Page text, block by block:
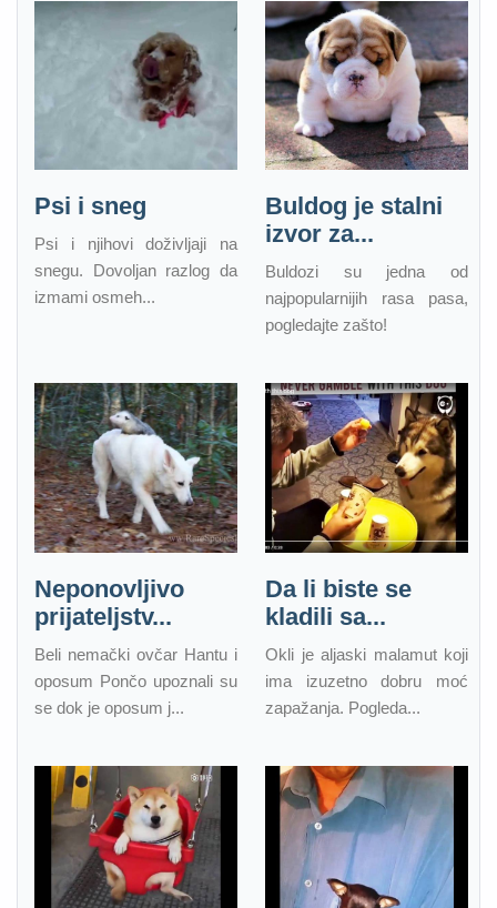
Psi i sneg
Psi i njihovi doživljaji na
snegu. Dovoljan razlog da
izmami osmeh...
Buldog je stalni
izvor za...
Buldozi su jedna od
najpopularnijih rasa pasa,
pogledajte zašto!
Neponovljivo
prijateljstv...
Beli nemački ovčar Hantu i
oposum Pončo upoznali su
se dok je oposum j...
Da li biste se
kladili sa...
Okli je aljaski malamut koji
ima izuzetno dobru moć
zapažanja. Pogleda...